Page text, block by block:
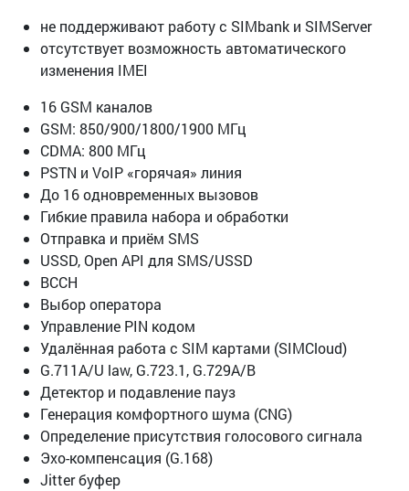
не поддерживают работу с SIMbank и SIMServer
отсутствует возможность автоматического
изменения IMEI
16 GSM каналов
GSM: 850/900/1800/1900 МГц
CDMA: 800 МГц
PSTN и VoIP «горячая» линия
До 16 одновременных вызовов
Гибкие правила набора и обработки
Отправка и приём SMS
USSD, Open API для SMS/USSD
BCCH
Выбор оператора
Управление PIN кодом
Удалённая работа с SIM картами (SIMCloud)
G.711A/U law, G.723.1, G.729A/B
Детектор и подавление пауз
Генерация комфортного шума (CNG)
Определение присутствия голосового сигнала
Эхо-компенсация (G.168)
Jitter буфер